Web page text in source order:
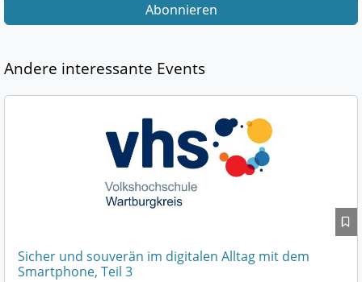
Abonnieren
Andere interessante Events
Sicher und souverän im digitalen Alltag mit dem
Smartphone, Teil 3